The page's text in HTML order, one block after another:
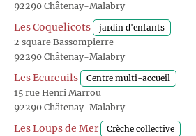
92290 Châtenay-Malabry
Les Coquelicots jardin d'enfants
2 square Bassompierre
92290 Châtenay-Malabry
Les Ecureuils Centre multi-accueil
15 rue Henri Marrou
92290 Châtenay-Malabry
Les Loups de Mer Crèche collective